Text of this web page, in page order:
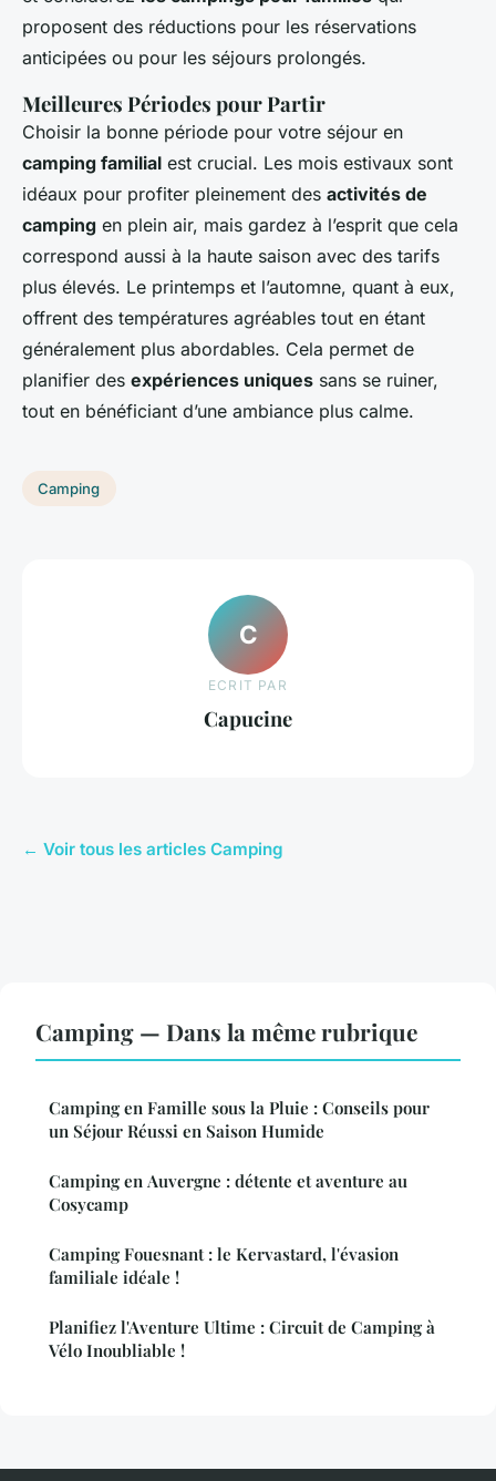
proposent des réductions pour les réservations
anticipées ou pour les séjours prolongés.
Meilleures Périodes pour Partir
Choisir la bonne période pour votre séjour en
camping familial est crucial. Les mois estivaux sont
idéaux pour profiter pleinement des activités de
camping en plein air, mais gardez à l’esprit que cela
correspond aussi à la haute saison avec des tarifs
plus élevés. Le printemps et l’automne, quant à eux,
offrent des températures agréables tout en étant
généralement plus abordables. Cela permet de
planifier des expériences uniques sans se ruiner,
tout en bénéficiant d’une ambiance plus calme.
Camping
C
ECRIT PAR
Capucine
← Voir tous les articles Camping
Camping — Dans la même rubrique
Camping en Famille sous la Pluie : Conseils pour
un Séjour Réussi en Saison Humide
Camping en Auvergne : détente et aventure au
Cosycamp
Camping Fouesnant : le Kervastard, l'évasion
familiale idéale !
Planifiez l'Aventure Ultime : Circuit de Camping à
Vélo Inoubliable !